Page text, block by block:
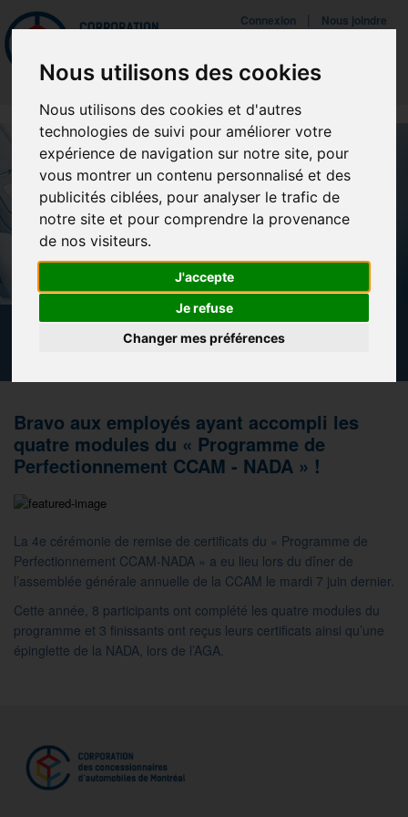
Nous utilisons des cookies
Nous utilisons des cookies et d'autres
technologies de suivi pour améliorer votre
expérience de navigation sur notre site, pour
vous montrer un contenu personnalisé et des
publicités ciblées, pour analyser le trafic de
notre site et pour comprendre la provenance
de nos visiteurs.
J'accepte
Je refuse
Changer mes préférences
Mettreà jour vos préférences de témoins
Connexion Nous joindre
NOUVELLES
Bravo aux employés ayant accompli les
quatre modules du « Programme de
Perfectionnement CCAM - NADA » !
La 4e cérémonie de remise de certificats du « Programme de
Perfectionnement CCAM-NADA » a eu lieu lors du dîner de
l’assemblée générale annuelle de la CCAM le mardi 7 juin dernier.
Cette année, 8 participants ont complété les quatre modules du
programme et 3 finissants ont reçus leurs certificats ainsi qu’une
épinglette de la NADA, lors de l’AGA.